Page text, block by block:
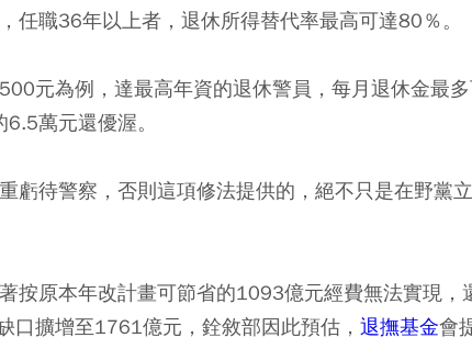
任職36年以上者，退休所得替代率最高可達80％。
元為例，達最高年資的退休警員，每月退休金最
萬元還優渥。
虧待警察，否則這項修法提供的，絕不只是在野黨
按原本年改計畫可節省的1093億元經費無法實現，
擴增至1761億元，銓敘部因此預估， 退撫基金會